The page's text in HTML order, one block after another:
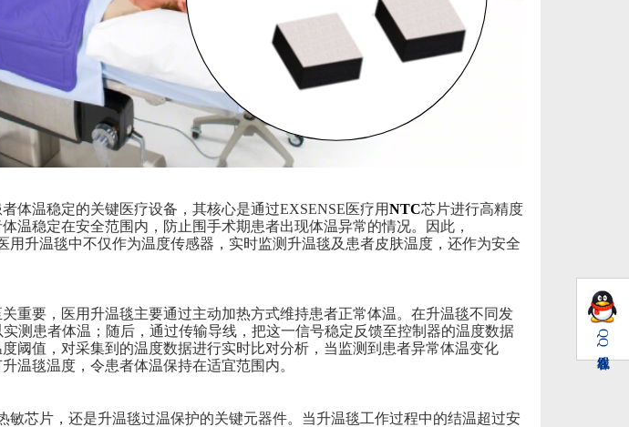
QQ
体温稳定的关键医疗设备，其核心是通过EXSENSE医疗用NTC芯片进行高精度
温稳定在安全范围内，防止围手术期患者出现体温异常的情况。因此，
用升温毯中不仅作为温度传感器，实时监测升温毯及患者皮肤温度，还作为安全
重要，医用升温毯主要通过主动加热方式维持患者正常体温。在升温毯不同发
测患者体温；随后，通过传输导线，把这一信号稳定反馈至控制器的温度数据
阈值，对采集到的温度数据进行实时比对分析，当监测到患者异常体温变化
温毯温度，令患者体温保持在适宜范围内。
敏芯片，还是升温毯过温保护的关键元器件。当升温毯工作过程中的结温超过安